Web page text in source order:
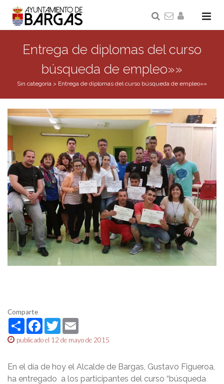
Entrega de diplomas del curso
búsqueda de empleo»»
Sin categoría > Entrega de diplomas del curso búsqueda de empleo»»
Comparte
ShareFacebook
Twitter
publicado el 12 de mayo de 2015
En el día de hoy el Alcalde de Bargas, Gustavo Figueroa,
ha entregado a los participantes del curso “búsqueda